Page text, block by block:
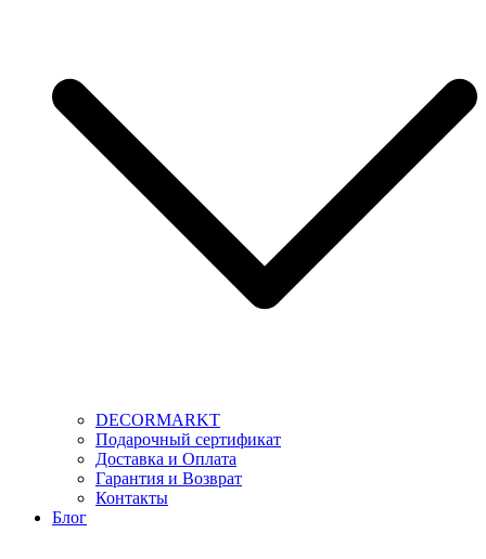
DECORMARKT
Подарочный сертификат
Доставка и Оплата
Гарантия и Возврат
Контакты
Блог